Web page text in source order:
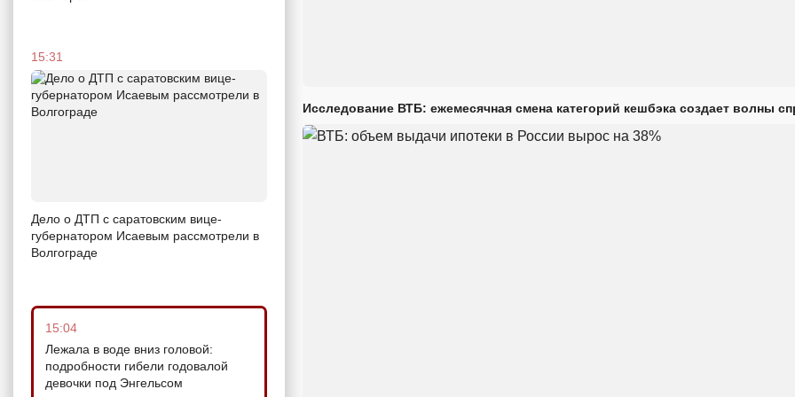
15:31
Дело о ДТП с саратовским вице-
губернатором Исаевым рассмотрели в
Волгограде
15:04
Лежала в воде вниз головой:
подробности гибели годовалой
девочки под Энгельсом
Исследование ВТБ: ежемесячная смена категорий кешбэка создает волны